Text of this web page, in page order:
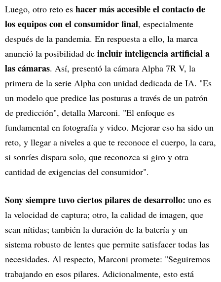
Luego, otro reto es hacer más accesible el contacto de
los equipos con el consumidor final, especialmente
después de la pandemia. En respuesta a ello, la marca
anunció la posibilidad de incluir inteligencia artificial a
las cámaras. Así, presentó la cámara Alpha 7R V, la
primera de la serie Alpha con unidad dedicada de IA. "Es
un modelo que predice las posturas a través de un patrón
de predicción", detalla Marconi. "El enfoque es
fundamental en fotografía y video. Mejorar eso ha sido un
reto, y llegar a niveles a que te reconoce el cuerpo, la cara,
si sonríes dispara solo, que reconozca si giro y otra
cantidad de exigencias del consumidor".
Sony siempre tuvo ciertos pilares de desarrollo: uno es
la velocidad de captura; otro, la calidad de imagen, que
sean nítidas; también la duración de la batería y un
sistema robusto de lentes que permite satisfacer todas las
necesidades. Al respecto, Marconi promete: "Seguiremos
trabajando en esos pilares. Adicionalmente, esto está